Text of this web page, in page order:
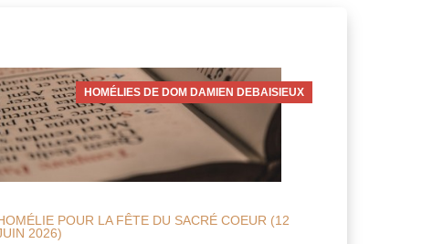
HOMÉLIES DE DOM DAMIEN DEBAISIEUX
POUR LA FÊTE DU SACRÉ COEUR (12
2026)